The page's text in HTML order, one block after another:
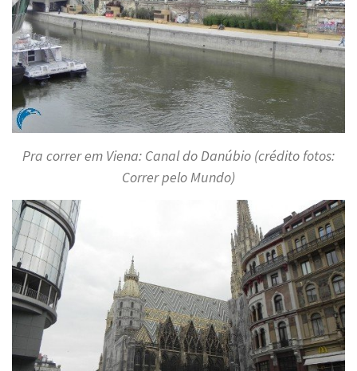
Pra correr em Viena: Canal do Danúbio (crédito fotos:
Correr pelo Mundo)